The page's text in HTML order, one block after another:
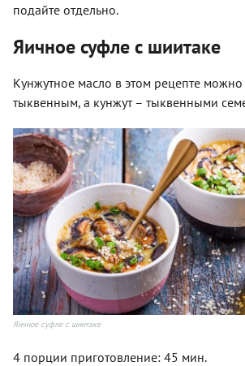
подайте отдельно.
Яичное суфле с шиитаке
Кунжутное масло в этом рецепте можно
тыквенным, а кунжут – тыквенными
Яичное суфле с шиитаке
4 порции приготовление: 45 мин.